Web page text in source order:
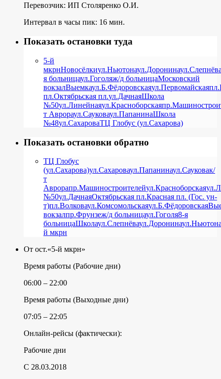
Перевозчик: ИП Столяренко О.И.
Интервал в часы пик: 16 мин.
Показать остановки туда
5-й
мкрнНовосёлкиул.Ньютонаул.Доронина
я больницаул.Гоголяж/д больницаМосковский
вокзалВыемкаул.Б.Фёдоровскаяул.Первомайская
пл.Октябрьская пл.ул.ДачнаяШкола
№50ул.Линейнаяул.Красноборская
т Аврораул.Сауковаул.ПапанинаШкола
№48ул.СахароваТЦ Глобус (ул.Сахарова)
Показать остановки обратно
ТЦ Глобус
(ул.Сахарова)ул.Сахароваул.Папанинаул.Сауковак/
т
Аврорапр.Машиностроителейул.Красноборская
№50ул.ДачнаяОктябрьская пл.Красная пл. (Гос. ун-
т)пл.Волковаул.Комсомольскаяул.Б.Фёдоровская
вокзалпр.Фрунзеж/д больницаул.Гоголя8-я
больницаШколаул.Слепнёваул.Доронина
й мкрн
От ост.«5-й мкрн»
Время работы (Рабочие дни)
06:00 – 22:00
Время работы (Выходные дни)
07:05 – 22:05
Онлайн-рейсы (фактически):
Рабочие дни
C 28.03.2018